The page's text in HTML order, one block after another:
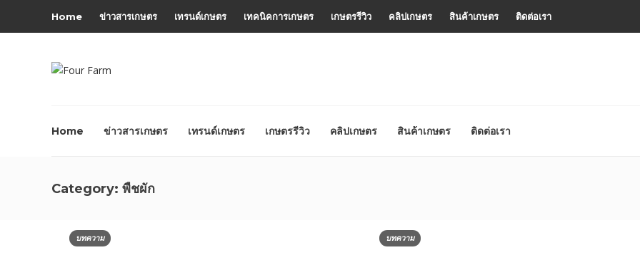
Home ข่าวสารเกษตร เทรนด์เกษตร เทคนิคการเกษตร เกษตรรีวิว คลิปเกษตร สินค้าเกษตร ติดต่อเรา
Home ข่าวสารเกษตร เทรนด์เกษตร เกษตรรีวิว คลิปเกษตร สินค้าเกษตร ติดต่อเรา
Category: พืชผัก
บทความ บทความ